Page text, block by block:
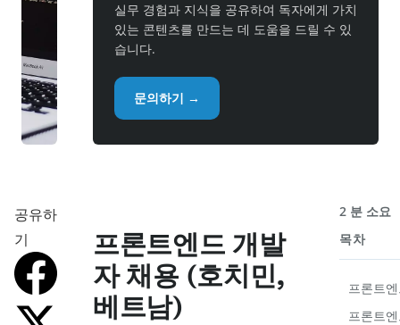
실무 경험과 지식을 공유하여 독자에게 가치
있는 콘텐츠를 만드는 데 도움을 드릴 수 있
습니다.
문의하기 →
공유하
기
프론트엔드 개발
자 채용 (호치민,
베트남)
2 분 소요
목차
프론트
프론트